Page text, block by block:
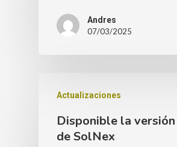
Andres
07/03/2025
Actualizaciones
Disponible la
de SolNex